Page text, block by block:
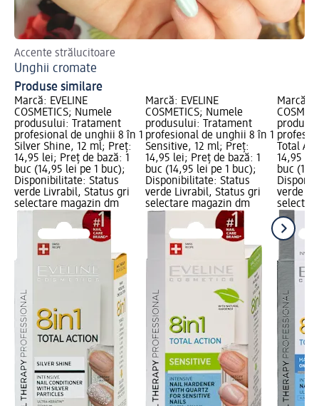
Accente strălucitoare
Unghii cromate
Produse similare
Marcă: EVELINE
COSMETICS; Numele
produsului: Tratament
profesional de unghii 8 în 1
Silver Shine, 12 ml; Preț:
14,95 lei; Preț de bază: 1
buc (14,95 lei pe 1 buc);
Disponibilitate: Status
verde Livrabil, Status gri
selectare magazin dm
Marcă: EVELINE
COSMETICS; Numele
produsului: Tratament
profesional de unghii 8 în 1
Sensitive, 12 ml; Preț:
14,95 lei; Preț de bază: 1
buc (14,95 lei pe 1 buc);
Disponibilitate: Status
verde Livrabil, Status gri
selectare magazin dm
Marcă:
Total
14,95
buc
verde